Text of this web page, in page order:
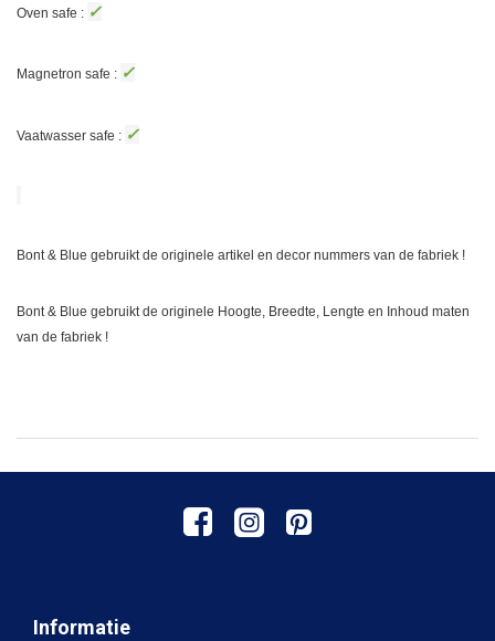
Oven safe : ✓
Magnetron safe : ✓
Vaatwasser safe : ✓
Bont & Blue gebruikt de originele artikel en decor nummers van de fabriek !
Bont & Blue gebruikt de originele Hoogte, Breedte, Lengte en Inhoud maten
van de fabriek !
Informatie